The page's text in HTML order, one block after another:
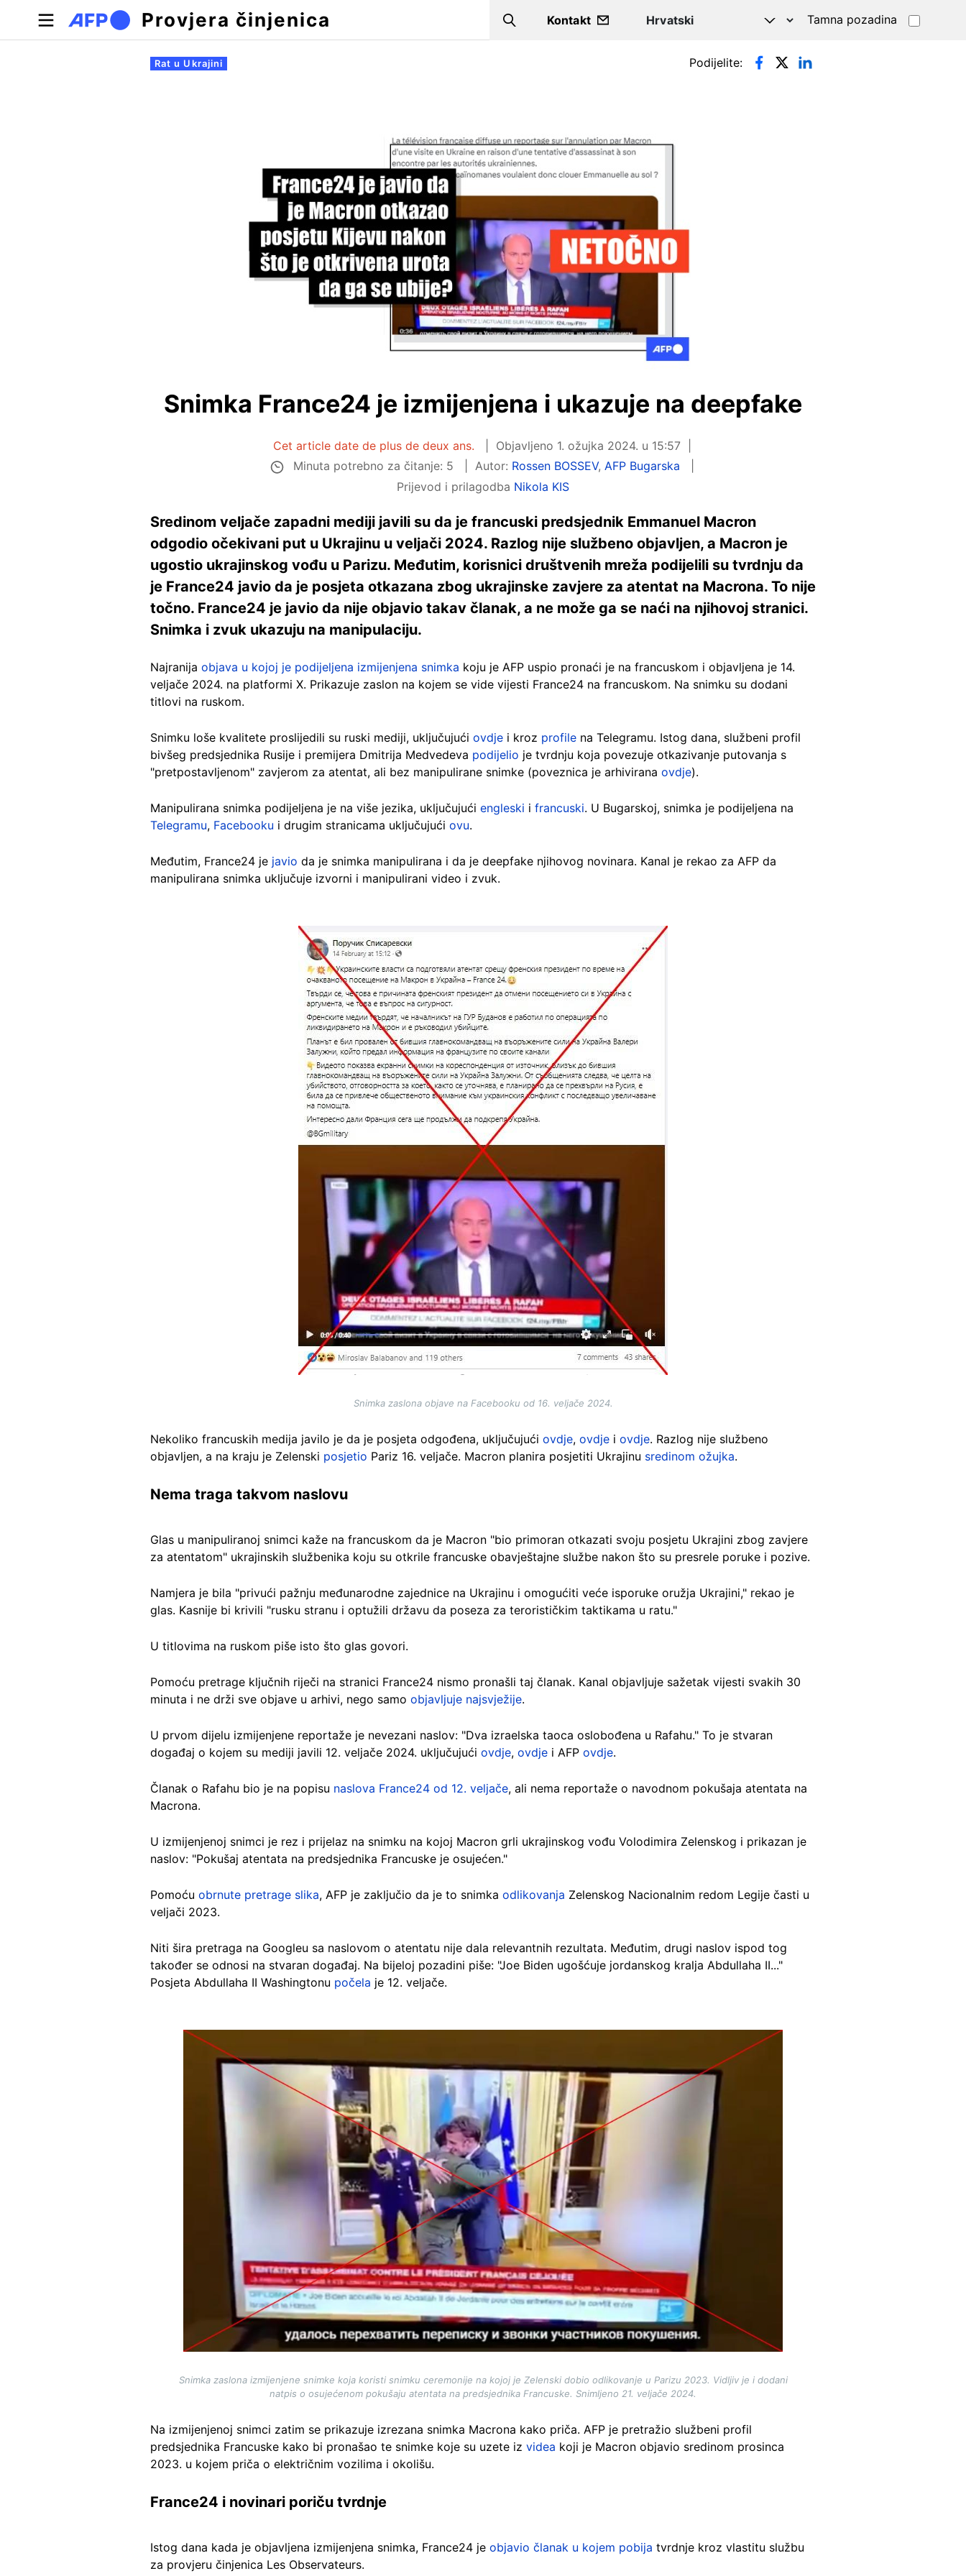
Skoči na glavni sadržaj
Provjera činjenica Search
Kontakt Tamna pozadina
Primarne oznake
Rat u Ukrajini Podijelite:
Snimka France24 je izmijenjena i ukazuje na deepfake
Cet article date de plus de deux ans. Objavljeno 1. ožujka 2024. u 15:57
Minuta potrebno za čitanje: 5
Autor: Rossen BOSSEV, AFP Bugarska
Prijevod i prilagodba Nikola KIS
Sredinom veljače zapadni mediji javili su da je francuski predsjednik Emmanuel Macron
odgodio očekivani put u Ukrajinu u veljači 2024. Razlog nije službeno objavljen, a Macron je
ugostio ukrajinskog vođu u Parizu. Međutim, korisnici društvenih mreža podijelili su tvrdnju da
je France24 javio da je posjeta otkazana zbog ukrajinske zavjere za atentat na Macrona. To nije
točno. France24 je javio da nije objavio takav članak, a ne može ga se naći na njihovoj stranici.
Snimka i zvuk ukazuju na manipulaciju.
Najranija objava u kojoj je podijeljena izmijenjena snimka koju je AFP uspio pronaći je na francuskom i objavljena je 14.
veljače 2024. na platformi X. Prikazuje zaslon na kojem se vide vijesti France24 na francuskom. Na snimku su dodani
titlovi na ruskom.
Snimku loše kvalitete proslijedili su ruski mediji, uključujući ovdje i kroz profile na Telegramu. Istog dana, službeni profil
bivšeg predsjednika Rusije i premijera Dmitrija Medvedeva podijelio je tvrdnju koja povezuje otkazivanje putovanja s
"pretpostavljenom" zavjerom za atentat, ali bez manipulirane snimke (poveznica je arhivirana ovdje).
Manipulirana snimka podijeljena je na više jezika, uključujući engleski i francuski. U Bugarskoj, snimka je podijeljena na
Telegramu, Facebooku i drugim stranicama uključujući ovu.
Međutim, France24 je javio da je snimka manipulirana i da je deepfake njihovog novinara. Kanal je rekao za AFP da
manipulirana snimka uključuje izvorni i manipulirani video i zvuk.
Snimka zaslona objave na Facebooku od 16. veljače 2024.
Nekoliko francuskih medija javilo je da je posjeta odgođena, uključujući ovdje, ovdje i ovdje. Razlog nije službeno
objavljen, a na kraju je Zelenski posjetio Pariz 16. veljače. Macron planira posjetiti Ukrajinu sredinom ožujka.
Nema traga takvom naslovu
Glas u manipuliranoj snimci kaže na francuskom da je Macron "bio primoran otkazati svoju posjetu Ukrajini zbog zavjere
za atentatom" ukrajinskih službenika koju su otkrile francuske obavještajne službe nakon što su presrele poruke i pozive.
Namjera je bila "privući pažnju međunarodne zajednice na Ukrajinu i omogućiti veće isporuke oružja Ukrajini," rekao je
glas. Kasnije bi krivili "rusku stranu i optužili državu da poseza za terorističkim taktikama u ratu."
U titlovima na ruskom piše isto što glas govori.
Pomoću pretrage ključnih riječi na stranici France24 nismo pronašli taj članak. Kanal objavljuje sažetak vijesti svakih 30
minuta i ne drži sve objave u arhivi, nego samo objavljuje najsvježije.
U prvom dijelu izmijenjene reportaže je nevezani naslov: "Dva izraelska taoca oslobođena u Rafahu." To je stvaran
događaj o kojem su mediji javili 12. veljače 2024. uključujući ovdje, ovdje i AFP ovdje.
Članak o Rafahu bio je na popisu naslova France24 od 12. veljače, ali nema reportaže o navodnom pokušaja atentata na
Macrona.
U izmijenjenoj snimci je rez i prijelaz na snimku na kojoj Macron grli ukrajinskog vođu Volodimira Zelenskog i prikazan je
naslov: "Pokušaj atentata na predsjednika Francuske je osujećen."
Pomoću obrnute pretrage slika, AFP je zaključio da je to snimka odlikovanja Zelenskog Nacionalnim redom Legije časti u
veljači 2023.
Niti šira pretraga na Googleu sa naslovom o atentatu nije dala relevantnih rezultata. Međutim, drugi naslov ispod tog
također se odnosi na stvaran događaj. Na bijeloj pozadini piše: "Joe Biden ugošćuje jordanskog kralja Abdullaha II..."
Posjeta Abdullaha II Washingtonu počela je 12. veljače.
Snimka zaslona izmijenjene snimke koja koristi snimku ceremonije na kojoj je Zelenski dobio odlikovanje u Parizu 2023. Vidljiv je i dodani
natpis o osujećenom pokušaju atentata na predsjednika Francuske. Snimljeno 21. veljače 2024.
Na izmijenjenoj snimci zatim se prikazuje izrezana snimka Macrona kako priča. AFP je pretražio službeni profil
predsjednika Francuske kako bi pronašao te snimke koje su uzete iz videa koji je Macron objavio sredinom prosinca
2023. u kojem priča o električnim vozilima i okolišu.
France24 i novinari poriču tvrdnje
Istog dana kada je objavljena izmijenjena snimka, France24 je objavio članak u kojem pobija tvrdnje kroz vlastitu službu
za provjeru činjenica Les Observateurs.